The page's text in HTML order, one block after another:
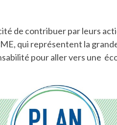
de contribuer par leurs
qui représentent la
pour aller vers une